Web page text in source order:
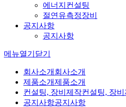
에너지컨설팅
절연유측정장비
공지사항
공지사항
메뉴열기 닫기
회사소개 회사소개
제품소개제품소개
컨설팅, 장비제작컨설팅, 장
공지사항공지사항